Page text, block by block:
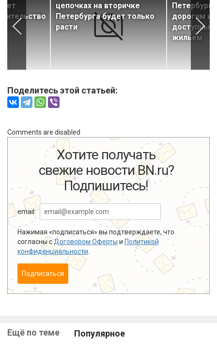
цепочках на вторичке
Петербурга будет только
расти
дорогим и
жильем
Поделитесь этой статьей:
Comments are disabled
Хотите получать
свежие новости BN.ru?
Подпишитесь!
email:
Нажимая «подписаться» вы подтверждаете, что
согласны сДоговором Оферты и Политикой
конфиденциальности
Подписаться
Ещё по теме Популярное